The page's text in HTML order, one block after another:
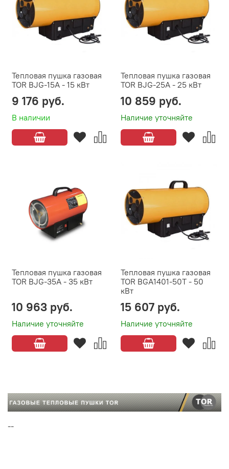
Тепловая пушка газовая
TOR BJG-15A - 15 кВт
В наличии
9 176 руб.
Тепловая пушка газовая
TOR BJG-25A - 25 кВт
Наличие уточняйте
10 859 руб.
Тепловая пушка газовая
TOR BJG-35A - 35 кВт
Наличие уточняйте
10 963 руб.
Тепловая пушка газовая
TOR BGA1401-50T - 50
кВт
Наличие уточняйте
15 607 руб.
--